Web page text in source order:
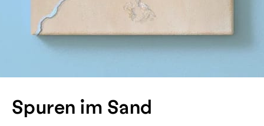
Spuren im Sand